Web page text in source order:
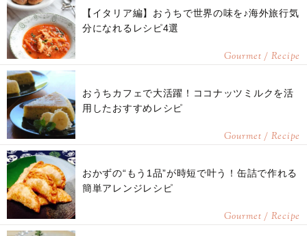
【イタリア編】おうちで世界の味を♪海外旅行気
分になれるレシピ4選
Gourmet / Recipe
おうちカフェで大活躍！ココナッツミルクを活
用したおすすめレシピ
Gourmet / Recipe
おかずの“もう1品”が時短で叶う！缶詰で作れる
簡単アレンジレシピ
Gourmet / Recipe